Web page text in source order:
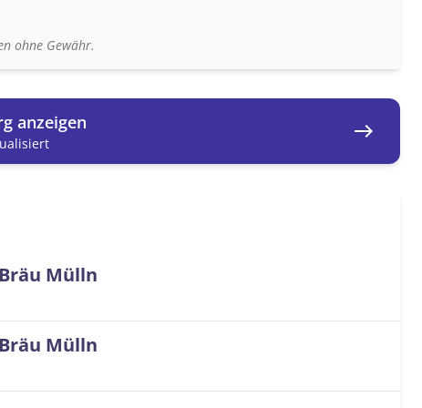
ohne Gewähr.
anzeigen east
Mülln
Mülln